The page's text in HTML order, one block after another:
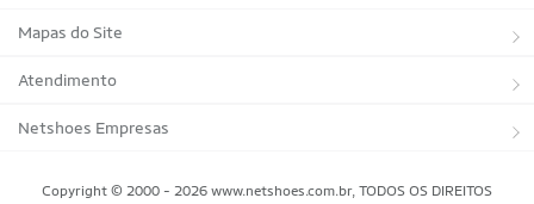
Política de Privacidade
Programa de Afiliados
Regulamentos
Suplementos
Corrida
Bicicletas
Mapas do Site
Marcas
Tipos de Produtos
Atendimento
Trocas e devoluções
Netshoes Empresas
Copyright © 2000 - 2026 www.netshoes.com.br, TODOS OS DIREITOS